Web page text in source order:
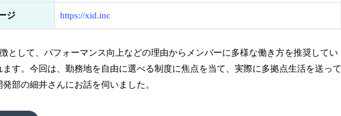
ジ https://xid.inc
として、パフォーマンス向上などの理由からメンバーに多様な働き方を推奨してい
ます。今回は、勤務地を自由に選べる制度に焦点を当て、実際に多拠点生活を送って
部の細井さんにお話を伺いました。